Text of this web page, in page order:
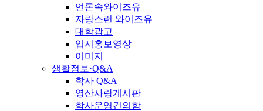
언론속와이즈유
자랑스런 와이즈유
대학광고
입시홍보영상
이미지
생활정보·Q&A
학사 Q&A
영산사랑게시판
학사운영건의함